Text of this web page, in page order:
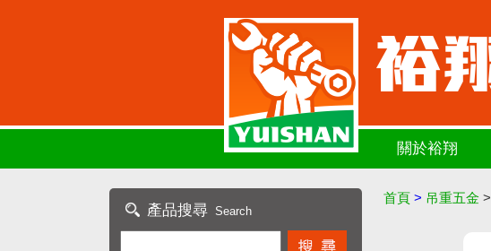
關於裕翔
產品搜尋 Search
首頁 > 吊重五金 >